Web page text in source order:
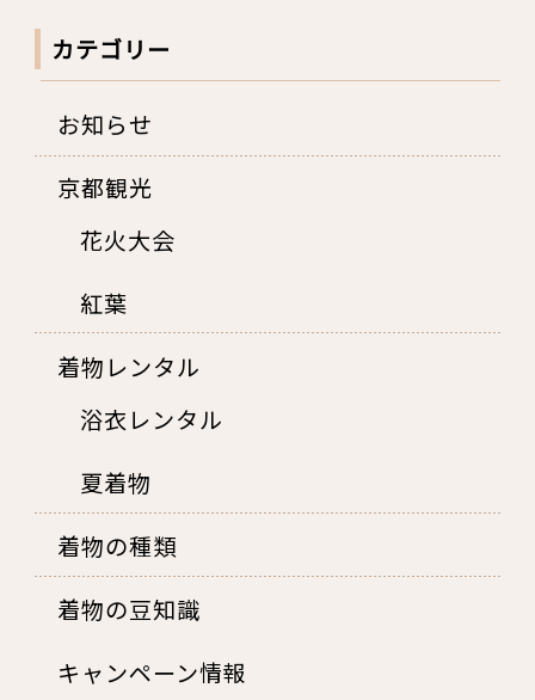
カテゴリー
お知らせ
京都観光
花火大会
紅葉
着物レンタル
浴衣レンタル
夏着物
着物の種類
着物の豆知識
キャンペーン情報